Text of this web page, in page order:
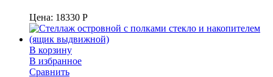
Цена: 18330 Р
В корзину
В избранное
Сравнить